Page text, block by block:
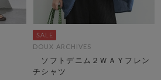
DOUX ARCHIVES
ソフトデニム２ＷＡＹフレン
チシャツ